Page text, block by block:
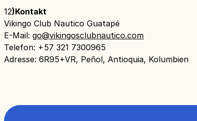
‍12)Kontakt
Vikingo Club Nautico Guatapé
E-Mail: go@vikingosclubnautico.com
Telefon: +57 321 7300965
Adresse: 6R95+VR, Peñol, Antioquia, Kolumbien